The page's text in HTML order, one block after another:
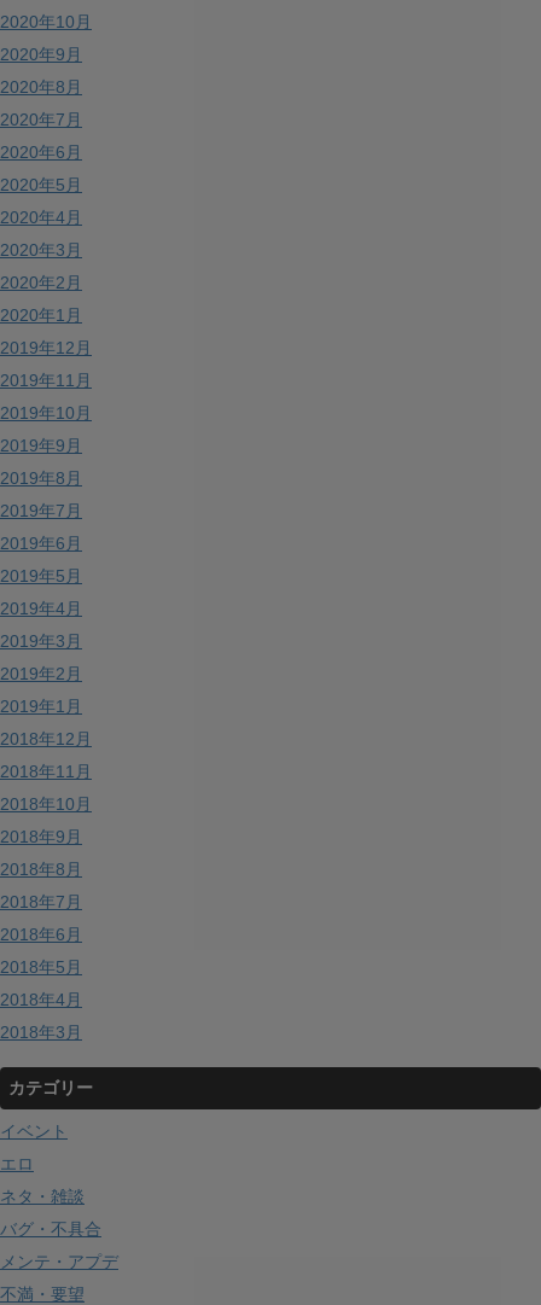
2020年10月
2020年9月
2020年8月
2020年7月
2020年6月
2020年5月
2020年4月
2020年3月
2020年2月
2020年1月
2019年12月
2019年11月
2019年10月
2019年9月
2019年8月
2019年7月
2019年6月
2019年5月
2019年4月
2019年3月
2019年2月
2019年1月
2018年12月
2018年11月
2018年10月
2018年9月
2018年8月
2018年7月
2018年6月
2018年5月
2018年4月
2018年3月
カテゴリー
イベント
エロ
ネタ・雑談
バグ・不具合
メンテ・アプデ
不満・要望